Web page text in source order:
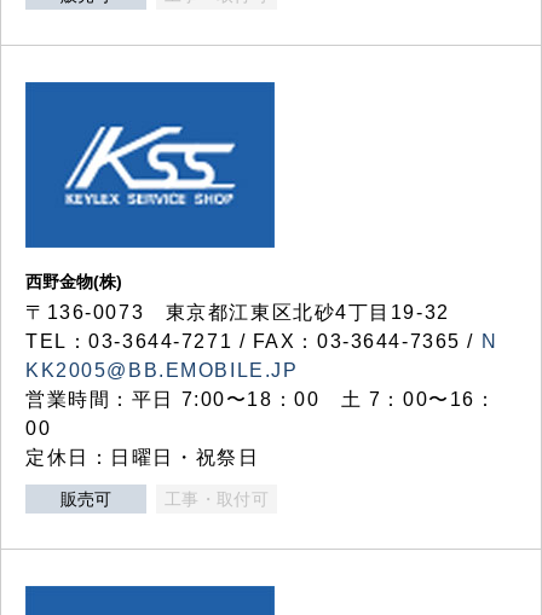
西野金物(株)
〒136-0073 東京都江東区北砂4丁目19-32
TEL：03‐3644‐7271 / FAX：03-3644-7365 / N
KK2005@BB.EMOBILE.JP
営業時間：平日 7:00〜18：00 土 7：00〜16：
00
定休日：日曜日・祝祭日
販売可 工事・取付可